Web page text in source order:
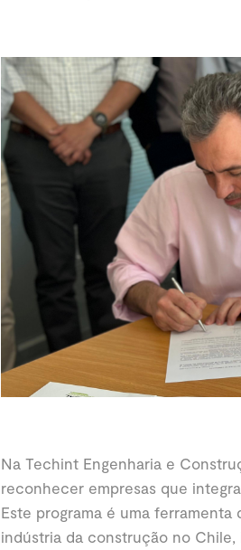
Na Techint Engenharia e
reconhecer empresas que
Este programa é uma
indústria da construção no